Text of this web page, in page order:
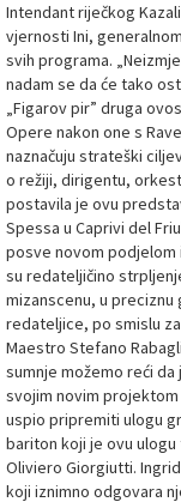
Intendant riječkog
vjernosti Ini,
svih programa.
nadam se da će tako
„Figarov pir” druga
Opere nakon one s
naznačuju strateški
o režiji, dirigentu,
postavila je ovu
Spessa u Caprivi del
posve novom podjelom
su redateljičino
mizanscenu, u preciznu
redateljice, po smislu
Maestro Stefano
sumnje možemo reći
svojim novim
uspio pripremiti ulogu
bariton koji je ovu
Oliviero Giorgiutti.
koji iznimno odgovara